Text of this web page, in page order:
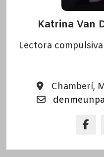
Katrina Van
Lectora
Chamberí,